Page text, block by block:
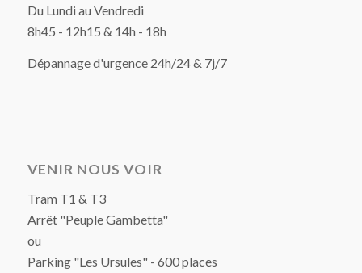
Du Lundi au Vendredi
8h45 - 12h15 & 14h - 18h
Dépannage d'urgence 24h/24 & 7j/7
VENIR NOUS VOIR
Tram T1 & T3
Arrêt "Peuple Gambetta"
ou
Parking "Les Ursules" - 600 places